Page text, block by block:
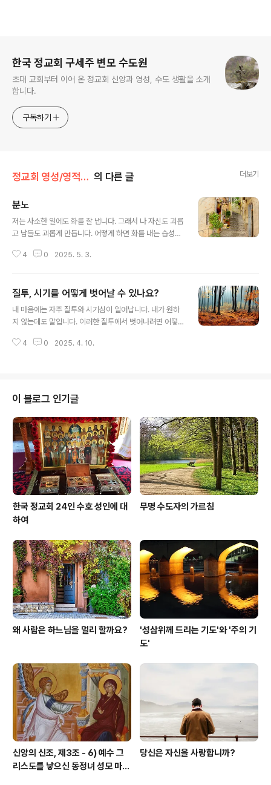
한국 정교회 구세주 변모 수도원
초대 교회부터 이어 온 정교회 신앙과 영성, 수도 생활을 소개
합니다.
구독하기
정교회 영성/영적 아버지에게 듣다 의 다른 글 더보기
분노
저는 사소한 일에도 화를 잘 냅니다. 그래서 나 자신도 괴롭
고 남들도 괴롭게 만듭니다. 어떻게 하면 화를 내는 습성을
적 피해를 줄 뿐만 아니라 남들에게도 큰 피해를 주는 아주
반에 잡지 못하면 나중에는 점점 힘이 세져서 통제가 불가
능해진다고 말했습니다. 그렇다면 어떻게 해야 분노로부터
벗어날 수 있을까요? 먼저 우리는 남들에게 화를 낼 권리가
사실을 깨달아야 합니다. 또 설령 이유가 있어서 화를 낸다
4 0 2025. 5. 3.
질투, 시기를 어떻게 벗어날 수 있나요?
내 마음에는 자주 질투와 시기심이 일어납니다. 내가 원하
지 않는데도 말입니다. 이러한 질투에서 벗어나려면 어떻
다. 첫 창조물인 아담과 이브도 사탄의 질투와 시기로 인해
아가셨습니다. 그래서 우리는 마음에 질투와 시기가 일어
나면 곧바로 선한 이성을 동원하여 그러한 감정들과 싸워
야 하고, 질투와 시기 대신 타인에 대한 존중과 사랑의 감정
을 키워야 합니다. 어떻게 하면 질투, 시기의 감정과 싸워
이길 수 있을까요? 첫 번째로 우리가 생각해야 할 것은 질
투로부터 우리는 아무런 유익도 얻을 수 없고..
4 0 2025. 4. 10.
이 블로그 인기글
한국 정교회 24인 수호 성인에 대
하여
무명 수도자의 가르침
왜 사람은 하느님을 멀리 할까요?
'성삼위께 드리는 기도'와 '주의 기
도'
신앙의 신조, 제3조 - 6) 예수 그
리스도를 낳으신 동정녀 성모 마리
당신은 자신을 사랑합니까?